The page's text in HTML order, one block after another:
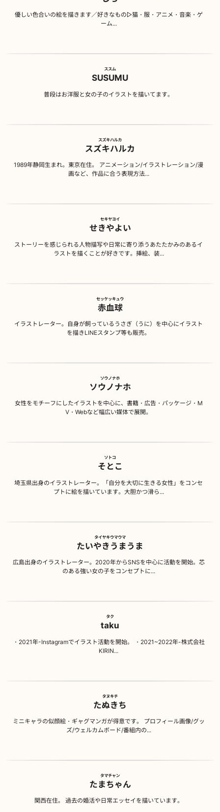
優しい色合いの絵を描きます／好きなもの▷猫・服・アニメ・音楽・ゲ
ーム...
ススム
SUSUMU
普段はお洋服と女の子のイラストを描いてます。
スズキハルカ
スズキハルカ
1989年静岡生まれ。東京在住。 アニメーション/イラストレーション/漫
画など、作品に合う表現方法...
セキヤヨイ
せきやよい
ストーリーを感じられる人物描写や日常に寄り添うあたたかみのあるイ
ラストを描くことが好きです。挿絵、装...
セッケッキュウ
赤血球
イラストレーター。自身が飼っているうさぎ（うに）を中心にイラスト
を描きLINEスタンプ等も販売。
ソウノナホ
ソウノナホ
女性をモチーフにしたイラストを中心に、書籍・広告・パッケージ・M
V・Webなど幅広い媒体で展開。
ソトコ
そとこ
埼玉県出身のイラストレーター。「自分を大切に生きる女性」をコンセ
プトに絵を描いています。大胆かつ滑ら...
タイヤキウマウマ
たいやきうまうま
広島出身のイラストレーター。2020年からSNSを中心に活動を開始。芯
のある強い女の子をコンセプトに...
タク
taku
・2021年-Instagramでイラスト活動を開始。 ・2021~2022年-株式会社
KIRIN...
タヌキチ
たぬきち
ミニキャラの似顔絵・ギャグマンガが得意です。 プロフィール画像/グッ
ズ/ウェルカムボード/番組内の...
タマチャン
たまちゃん
関西在住。 過去の婚活や日常エッセイを描いています。